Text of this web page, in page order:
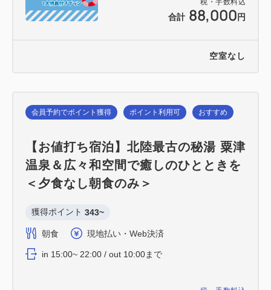
合計 88,000 円
空室なし
会員予約でポイント獲得 ポイント利用可 おすすめ
【お値打ち宿泊】北陸最古の秘湯 粟津
温泉＆広々和空間で癒しのひとときを
＜夕食なし朝食のみ＞
獲得ポイント 343~
朝食 現地払い・Web決済
in 15:00~ 22:00 / out 10:00まで